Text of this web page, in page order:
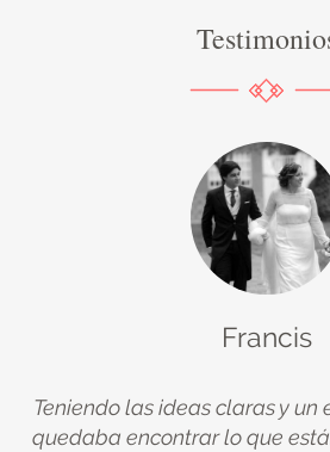
Francis
Teniendo las ideas claras y un
quedaba encontrar lo que